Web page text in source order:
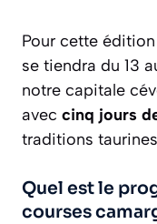
Pour cette
se tiendra du 13
notre capitale
avec cinq jours
traditions
Quel est le
courses